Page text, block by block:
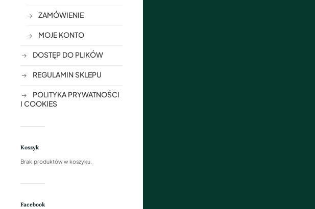
ZAMÓWIENIE
MOJE KONTO
DOSTĘP DO PLIKÓW
REGULAMIN SKLEPU
POLITYKA PRYWATNOŚCI
I COOKIES
Koszyk
Brak produktów w koszyku.
Facebook